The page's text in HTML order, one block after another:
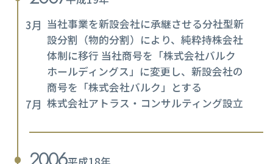
3月 当社事業を新設会社に承継させる分社型新
設分割（物的分割）により、純粋持株会社
体制に移行 当社商号を「株式会社バルク
ホールディングス」に変更し、新設会社の
商号を「株式会社バルク」とする
7月 株式会社アトラス・コンサルティング設立